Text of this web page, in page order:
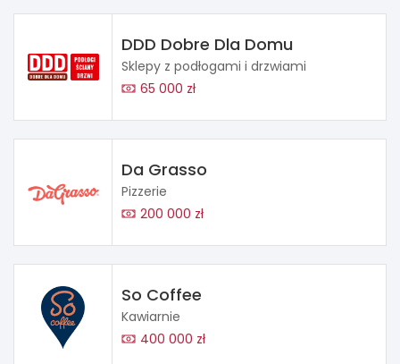
DDD Dobre Dla Domu
Sklepy z podłogami i drzwiami
65 000 zł
Da Grasso
Pizzerie
200 000 zł
So Coffee
Kawiarnie
400 000 zł